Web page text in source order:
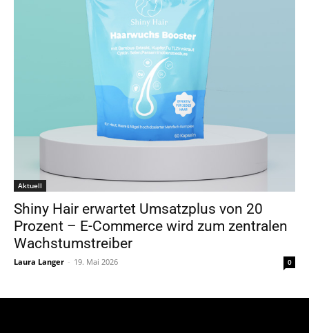
Aktuell
Shiny Hair erwartet Umsatzplus von 20
Prozent – E-Commerce wird zum zentralen
Wachstumstreiber
Laura Langer - 19. Mai 2026 0